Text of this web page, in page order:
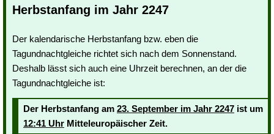
Herbstanfang im Jahr 2247
Der kalendarische Herbstanfang bzw. eben die
Tagundnachtgleiche richtet sich nach dem Sonnenstand.
Deshalb lässt sich auch eine Uhrzeit berechnen, an der die
Tagundnachtgleiche ist:
Der Herbstanfang am 23. September im Jahr 2247 ist um
12:41 Uhr Mitteleuropäischer Zeit.